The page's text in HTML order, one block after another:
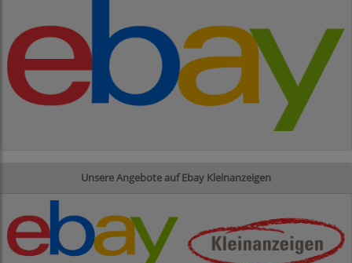
Unsere Angebote auf Ebay Kleinanzeigen